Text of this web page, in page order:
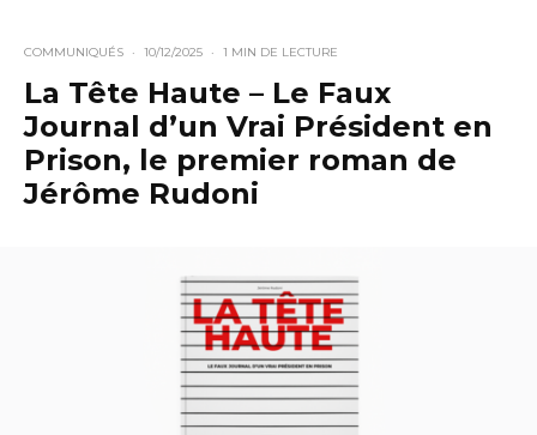
COMMUNIQUÉS · 10/12/2025 · 1 MIN DE LECTURE
La Tête Haute – Le Faux
Journal d’un Vrai Président en
Prison, le premier roman de
Jérôme Rudoni